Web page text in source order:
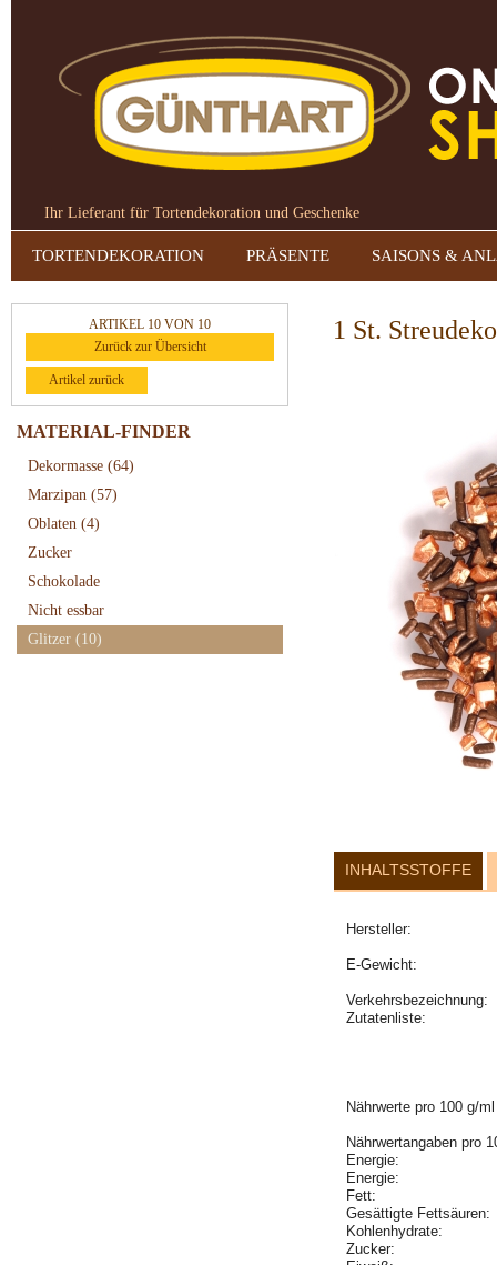
Ihr Lieferant für Tortendekoration und Geschenke
TORTENDEKORATION PRÄSENTE SAISONS &
ARTIKEL 10 VON 10
Zurück zur Übersicht
Artikel zurück
MATERIAL-FINDER
Dekormasse (64)
Marzipan (57)
Oblaten (4)
Zucker
Schokolade
Nicht essbar
Glitzer (10)
1 St.
INHALTSSTOFFE
Hersteller:
E-Gewicht:
Verkehrsbezeichnung:
Zutatenliste:
Nährwerte pro 100 g/ml
Nährwertangaben pro
Energie:
Energie:
Fett:
Gesättigte
Kohlenhydrate:
Zucker: